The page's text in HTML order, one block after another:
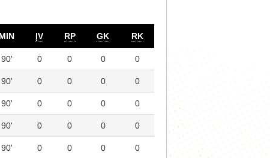
MIN ĮV RP GK RK
90' 0 0 0 0
90' 0 0 0 0
90' 0 0 0 0
90' 0 0 0 0
90' 0 0 0 0